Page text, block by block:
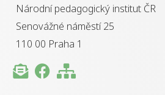
Národní pedagogický institut ČR
Senovážné náměstí 25
110 00 Praha 1